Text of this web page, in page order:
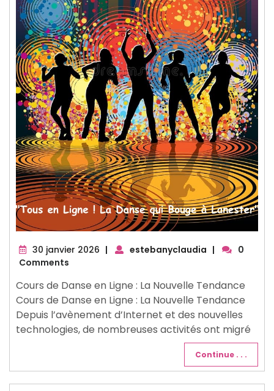
30 janvier 2026 30
| estebanyclaudia |
0
Comments
Cours de Danse en Ligne : La Nouvelle Tendance
Cours de Danse en Ligne : La Nouvelle Tendance
Depuis l’avènement d’Internet et des nouvelles
technologies, de nombreuses activités ont migré
Continue . . .